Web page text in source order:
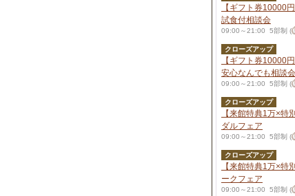
【ギフト券10000
試食付相談会
09:00～21:00 5部制 (
クローズアップ
【ギフト券10000
安心なんでも相談会
09:00～21:00 5部制 (
クローズアップ
【来館特典1万×特
ダルフェア
09:00～21:00 5部制 (
クローズアップ
【来館特典1万×特
ークフェア
09:00～21:00 5部制 (